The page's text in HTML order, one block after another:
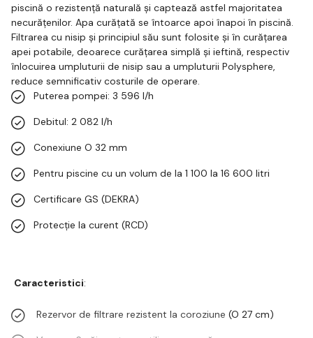
piscină o rezistență naturală și captează astfel majoritatea
necurățenilor. Apa curățată se întoarce apoi înapoi în piscină.
Filtrarea cu nisip și principiul său sunt folosite și în curățarea
apei potabile, deoarece curățarea simplă și ieftină, respectiv
înlocuirea umpluturii de nisip sau a umpluturii Polysphere,
reduce semnificativ costurile de operare.
Puterea pompei: 3 596 l/h
Debitul: 2 082 l/h
Conexiune O 32 mm
Pentru piscine cu un volum de la 1 100 la 16 600 litri
Certificare GS (DEKRA)
Protecție la curent (RCD)
Caracteristici:
Rezervor de filtrare rezistent la coroziune (O 27 cm)